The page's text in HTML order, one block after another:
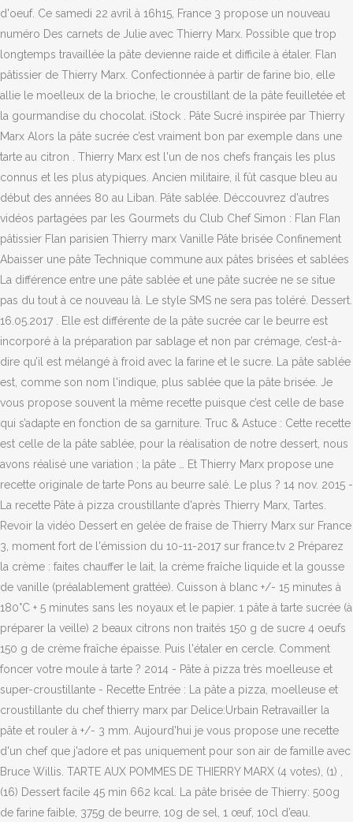
d'oeuf. Ce samedi 22 avril à 16h15, France 3 propose un nouveau
numéro Des carnets de Julie avec Thierry Marx. Possible que trop
longtemps travaillée la pâte devienne raide et difficile à étaler. Flan
pâtissier de Thierry Marx. Confectionnée à partir de farine bio, elle
allie le moelleux de la brioche, le croustillant de la pâte feuilletée et
la gourmandise du chocolat. iStock . Pâte Sucré inspirée par Thierry
Marx Alors la pâte sucrée c’est vraiment bon par exemple dans une
tarte au citron . Thierry Marx est l'un de nos chefs français les plus
connus et les plus atypiques. Ancien militaire, il fût casque bleu au
début des années 80 au Liban. Pâte sablée. Déccouvrez d'autres
vidéos partagées par les Gourmets du Club Chef Simon : Flan Flan
pâtissier Flan parisien Thierry marx Vanille Pâte brisée Confinement
Abaisser une pâte Technique commune aux pâtes brisées et sablées
La différence entre une pâte sablée et une pâte sucrée ne se situe
pas du tout à ce nouveau là. Le style SMS ne sera pas toléré. Dessert.
16.05.2017 . Elle est différente de la pâte sucrée car le beurre est
incorporé à la préparation par sablage et non par crémage, c’est-à-
dire qu’il est mélangé à froid avec la farine et le sucre. La pâte sablée
est, comme son nom l'indique, plus sablée que la pâte brisée. Je
vous propose souvent la même recette puisque c’est celle de base
qui s’adapte en fonction de sa garniture. Truc & Astuce : Cette recette
est celle de la pâte sablée, pour la réalisation de notre dessert, nous
avons réalisé une variation ; la pâte … Et Thierry Marx propose une
recette originale de tarte Pons au beurre salé. Le plus ? 14 nov. 2015 -
La recette Pâte à pizza croustillante d'après Thierry Marx, Tartes.
Revoir la vidéo Dessert en gelée de fraise de Thierry Marx sur France
3, moment fort de l'émission du 10-11-2017 sur france.tv 2 Préparez
la crème : faites chauffer le lait, la crème fraîche liquide et la gousse
de vanille (préalablement grattée). Cuisson à blanc +/- 15 minutes à
180°C + 5 minutes sans les noyaux et le papier. 1 pâte à tarte sucrée (à
préparer la veille) 2 beaux citrons non traités 150 g de sucre 4 oeufs
150 g de crème fraîche épaisse. Puis l'étaler en cercle. Comment
foncer votre moule à tarte ? 2014 - Pâte à pizza très moelleuse et
super-croustillante - Recette Entrée : La pâte a pizza, moelleuse et
croustillante du chef thierry marx par Delice:Urbain Retravailler la
pâte et rouler à +/- 3 mm. Aujourd'hui je vous propose une recette
d'un chef que j'adore et pas uniquement pour son air de famille avec
Bruce Willis. TARTE AUX POMMES DE THIERRY MARX (4 votes), (1) ,
(16) Dessert facile 45 min 662 kcal. La pâte brisée de Thierry: 500g
de farine faible, 375g de beurre, 10g de sel, 1 œuf, 10cl d’eau.